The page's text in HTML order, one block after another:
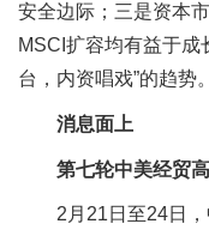
安全边际；三是资本
MSCI扩容均有益于成
台，内资唱戏”的趋势。
消息面上
第七轮中美经贸
2月21日至24日